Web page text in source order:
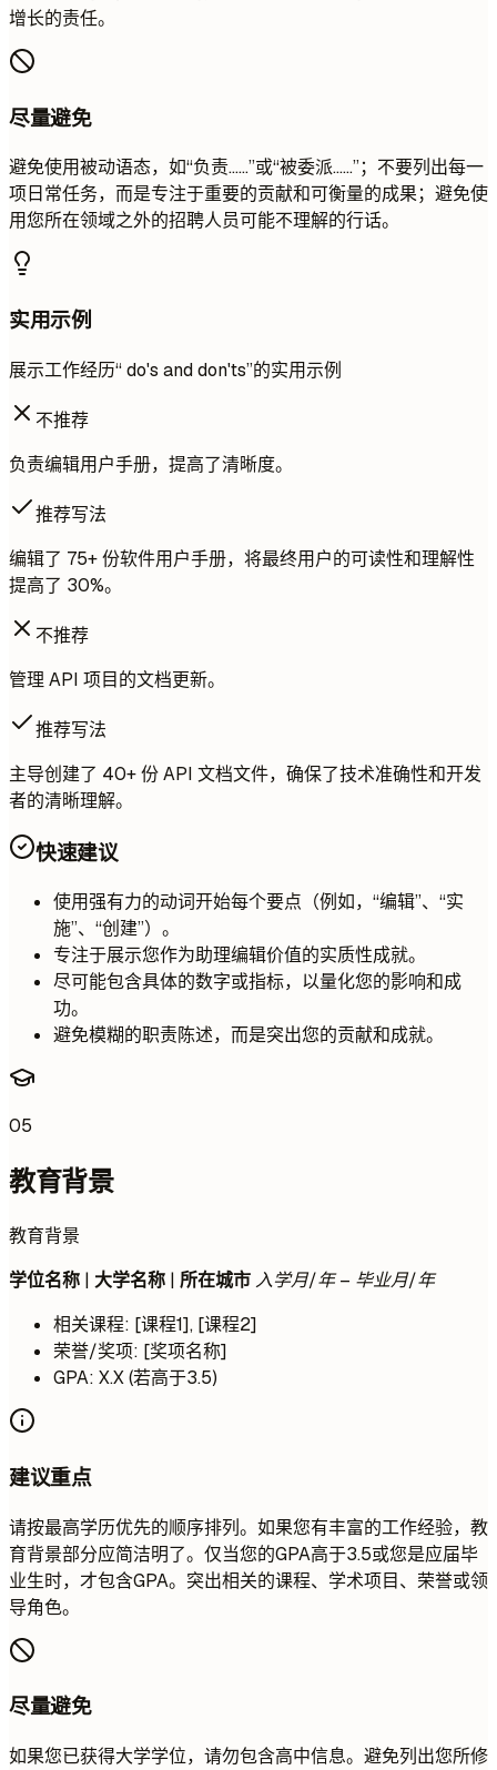
增长的责任。
尽量避免
避免使用被动语态，如“负责……”或“被委派……”；不要列出每一
项日常任务，而是专注于重要的贡献和可衡量的成果；避免使
用您所在领域之外的招聘人员可能不理解的行话。
实用示例
展示工作经历“ do's and don'ts”的实用示例
不推荐
负责编辑用户手册，提高了清晰度。
推荐写法
编辑了 75+ 份软件用户手册，将最终用户的可读性和理解性
提高了 30%。
不推荐
管理 API 项目的文档更新。
推荐写法
主导创建了 40+ 份 API 文档文件，确保了技术准确性和开发
者的清晰理解。
快速建议
使用强有力的动词开始每个要点（例如，“编辑”、“实
施”、“创建”）。
专注于展示您作为助理编辑价值的实质性成就。
尽可能包含具体的数字或指标，以量化您的影响和成
功。
避免模糊的职责陈述，而是突出您的贡献和成就。
05
教育背景
教育背景
学位名称 | 大学名称 | 所在城市 入学月/年 – 毕业月/年
相关课程: [课程1], [课程2]
荣誉/奖项: [奖项名称]
GPA: X.X (若高于3.5)
建议重点
请按最高学历优先的顺序排列。如果您有丰富的工作经验，教
育背景部分应简洁明了。仅当您的GPA高于3.5或您是应届毕
业生时，才包含GPA。突出相关的课程、学术项目、荣誉或领
导角色。
尽量避免
如果您已获得大学学位，请勿包含高中信息。避免列出您所修